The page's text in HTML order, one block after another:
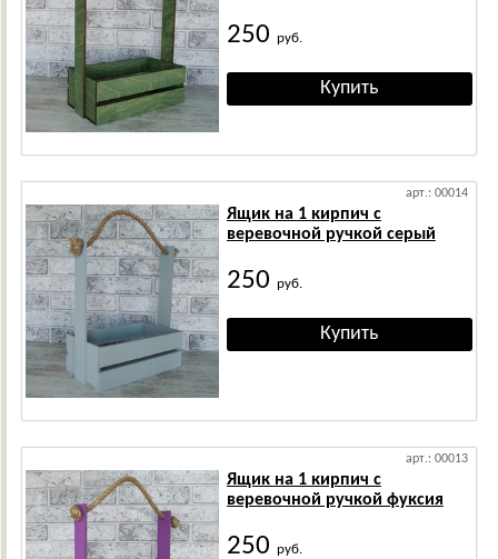
250 руб.
арт.: 00014
Ящик на 1 кирпич с
веревочной ручкой серый
250 руб.
арт.: 00013
Ящик на 1 кирпич с
веревочной ручкой фуксия
250 руб.